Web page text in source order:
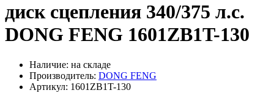
диск сцепления 340/375 л.с.
DONG FENG 1601ZB1T-130
Наличие: на складе
Производитель: DONG FENG
Артикул: 1601ZB1T-130